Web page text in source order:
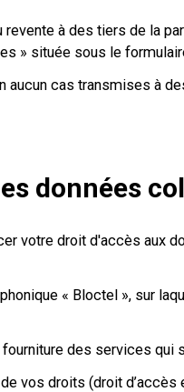
à des tiers de la
» située sous le
cas transmises à
données
votre droit d'accès aux
« Bloctel », sur
des services qui
vos droits (droit